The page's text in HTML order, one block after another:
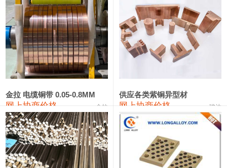
漆包线 111,970—115,970 113,970
磷铜合金 110,800—117,600 114,200 400
无氧铜丝(硬) 109,710—110,010 109,860
R410A专用紫铜管 113,700—113,700
铸造铝合金锭(A380） 26,300—26,500 26,400 100
铝合金ADC12 24,200—24,400 100
铸造铝合金锭(ZL102) 24,300—24,500 24,400
金拉 电缆铜带 0.05-0.8MM
网上协商价格 金拉
供应各类紫铜异型材
网上协商价格 骏达